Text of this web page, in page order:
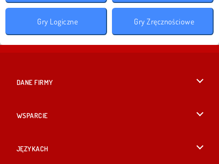
Gry Logiczne Gry Zręcznościowe
DANE FIRMY
WSPARCIE
JĘZYKACH